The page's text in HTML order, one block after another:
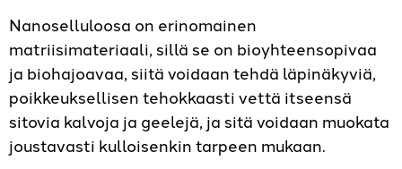
Nanoselluloosa on erinomainen
matriisimateriaali, sillä se on bioyhteensopivaa
ja biohajoavaa, siitä voidaan tehdä läpinäkyviä,
poikkeuksellisen tehokkaasti vettä itseensä
sitovia kalvoja ja geelejä, ja sitä voidaan muokata
joustavasti kulloisenkin tarpeen mukaan.